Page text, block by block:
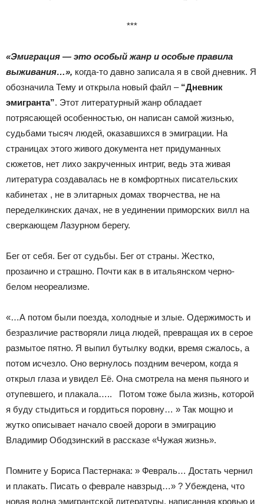
***
«Эмиграция — это особый жанр и особые правила
выживания…», когда-то давно записала я в свой дневник. Я
обозначила Тему и открыла новый файл – “Дневник
эмигранта”. Этот литературный жанр обладает
потрясающей особенностью, он написан самой жизнью,
судьбами тысяч людей, оказавшихся в эмиграции. На
страницах этого живого документа нет придуманных
сюжетов, нет лихо закрученных интриг, ведь эта живая
литература создавалась не в комфортных писательских
кабинетах , не в элитарных домах творчества, не на
переделкинских дачах, не в уединении приморских вилл на
сверкающем Лазурном берегу.
Бег от себя. Бег от судьбы. Бег от страны. Жестко,
прозаично и страшно. Почти как в в итальянском черно-
белом неореализме.
«…А потом были поезда, холодные и злые. Одержимость и
безразличие растворяли лица людей, превращая их в серое
размытое пятно. Я выпил бутылку водки, время сжалось, а
потом исчезло. Оно вернулось поздним вечером, когда я
открыл глаза и увидел Её. Она смотрела на меня пьяного и
отупевшего, и плакала….. Потом тоже была жизнь, которой
я буду стыдиться и гордиться поровну… » Так мощно и
жутко описывает начало своей дороги в эмиграцию
Владимир Ободзинский в рассказе «Чужая жизнь».
Помните у Бориса Пастернака: » Февраль… Достать чернил
и плакать. Писать о феврале навзрыд…» ? Убеждена, что
новая волна эмигрантской литературы, написанная кровью и